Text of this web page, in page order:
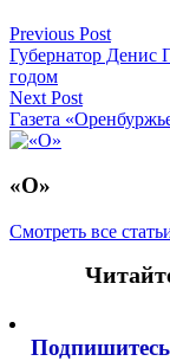
Навигация
по
записям
Previous Post
Губернатор Денис
годом
Next Post
Газета
«О»
Смотреть все